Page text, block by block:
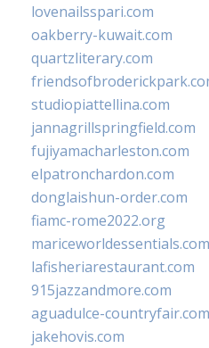
lovenailsspari.com
oakberry-kuwait.com
quartzliterary.com
studiopiattellina.com
jannagrillspringfield.com
fujiyamacharleston.com
elpatronchardon.com
donglaishun-order.com
fiamc-rome2022.org
mariceworldessentials.com
lafisheriarestaurant.com
915jazzandmore.com
aguadulce-countryfair.com
jakehovis.com